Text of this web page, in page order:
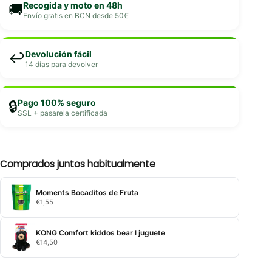
🚚Recogida y moto en 48h
Envío gratis en BCN desde 50€
↩️Devolución fácil
14 días para devolver
🔒Pago 100% seguro
SSL + pasarela certificada
Comprados juntos habitualmente
Moments Bocaditos de Fruta
€1,55
KONG Comfort kiddos bear l juguete
€14,50